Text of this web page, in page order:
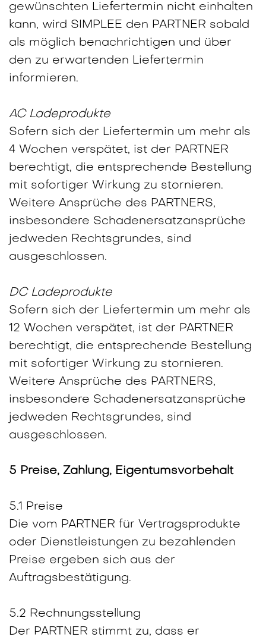
gewünschten Liefertermin nicht einhalten
kann, wird SIMPLEE den PARTNER sobald
als möglich benachrichtigen und über
den zu erwartenden Liefertermin
informieren.
AC Ladeprodukte
Sofern sich der Liefertermin um mehr als
4 Wochen verspätet, ist der PARTNER
berechtigt, die entsprechende Bestellung
mit sofortiger Wirkung zu stornieren.
Weitere Ansprüche des PARTNERS,
insbesondere Schadenersatzansprüche
jedweden Rechtsgrundes, sind
ausgeschlossen.
DC Ladeprodukte
Sofern sich der Liefertermin um mehr als
12 Wochen verspätet, ist der PARTNER
berechtigt, die entsprechende Bestellung
mit sofortiger Wirkung zu stornieren.
Weitere Ansprüche des PARTNERS,
insbesondere Schadenersatzansprüche
jedweden Rechtsgrundes, sind
ausgeschlossen.
5 Preise, Zahlung, Eigentumsvorbehalt
5.1 Preise
Die vom PARTNER für Vertragsprodukte
oder Dienstleistungen zu bezahlenden
Preise ergeben sich aus der
Auftragsbestätigung.
5.2 Rechnungsstellung
Der PARTNER stimmt zu, dass er